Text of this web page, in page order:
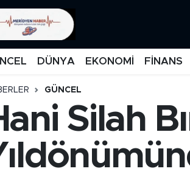
DÜNYA EKONOMİ FİNANS
GÜNCEL
Silah
Vakitleri
Durumu ve Fikstür